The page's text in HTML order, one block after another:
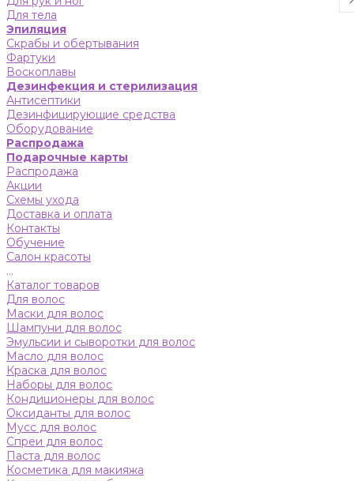
Для тела
Эпиляция
Скрабы и обертывания
Фартуки
Воскоплавы
Дезинфекция и стерилизация
Антисептики
Дезинфицирующие средства
Оборудование
Распродажа
Подарочные карты
Распродажа
Акции
Схемы ухода
Доставка и оплата
Контакты
Обучение
Салон красоты
...
Каталог товаров
Для волос
Маски для волос
Шампуни для волос
Эмульсии и сыворотки для волос
Масло для волос
Краска для волос
Наборы для волос
Кондиционеры для волос
Оксиданты для волос
Мусс для волос
Спреи для волос
Паста для волос
Косметика для макияжа